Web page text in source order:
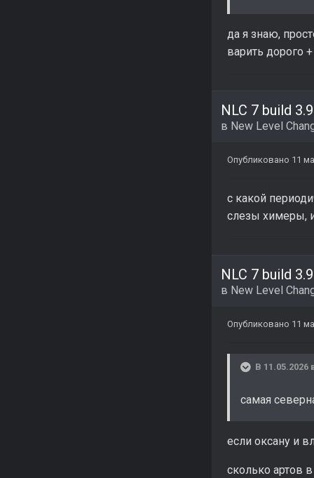
да я знаю,
варить дорого
NLC 7 build
в New Level
Опубликовано 11
с какой
слезы химеры,
NLC 7 build
в New Level
Опубликовано 11
В 11.05.2026
самая
если оксану и
сколько артов